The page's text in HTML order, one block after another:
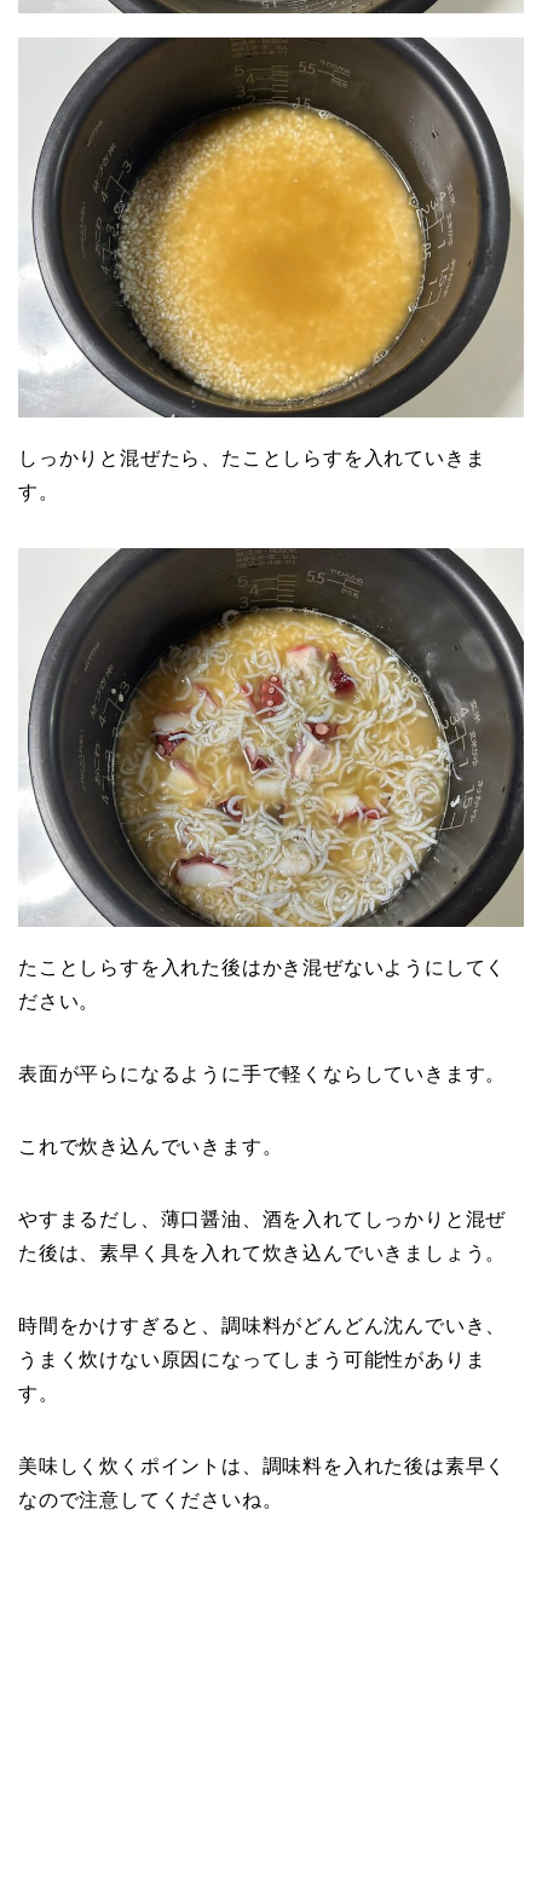
しっかりと混ぜたら、たことしらすを入れていきま
す。
たことしらすを入れた後はかき混ぜないようにしてく
ださい。
表面が平らになるように手で軽くならしていきます。
これで炊き込んでいきます。
やすまるだし、薄口醤油、酒を入れてしっかりと混ぜ
た後は、素早く具を入れて炊き込んでいきましょう。
時間をかけすぎると、調味料がどんどん沈んでいき、
うまく炊けない原因になってしまう可能性がありま
す。
美味しく炊くポイントは、調味料を入れた後は素早く
なので注意してくださいね。